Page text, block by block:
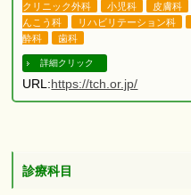
クリニック外科
小児科 皮膚科
んこう科
リハビリテーション科
酔科
歯科
詳細クリック
URL:https://tch.or.jp/
診療科目